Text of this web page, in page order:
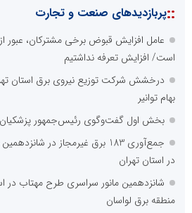
::پربازدیدهای صنعت و تجارت
عامل افزایش قبوض برخی مشترکان، عبور
است/ افزایش تعرفه نداشتیم
درخشش شرکت توزیع نیروی برق استان
بهام توانیر
بخش اول گفت‌وگوی رئیس‌جمهور پزشکیان
جمع‌آوری 183 برق غیرمجاز در
در استان تهران
شانزدهمین مانور سراسری طرح مهتاب در
منطقه برق لواسان